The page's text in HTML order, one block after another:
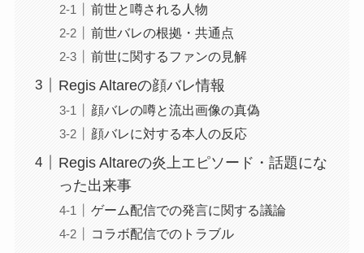
前世と噂される人物
前世バレの根拠・共通点
前世に関するファンの見解
Regis Altareの顔バレ情報
顔バレの噂と流出画像の真偽
顔バレに対する本人の反応
Regis Altareの炎上エピソード・話題にな
った出来事
ゲーム配信での発言に関する議論
コラボ配信でのトラブル